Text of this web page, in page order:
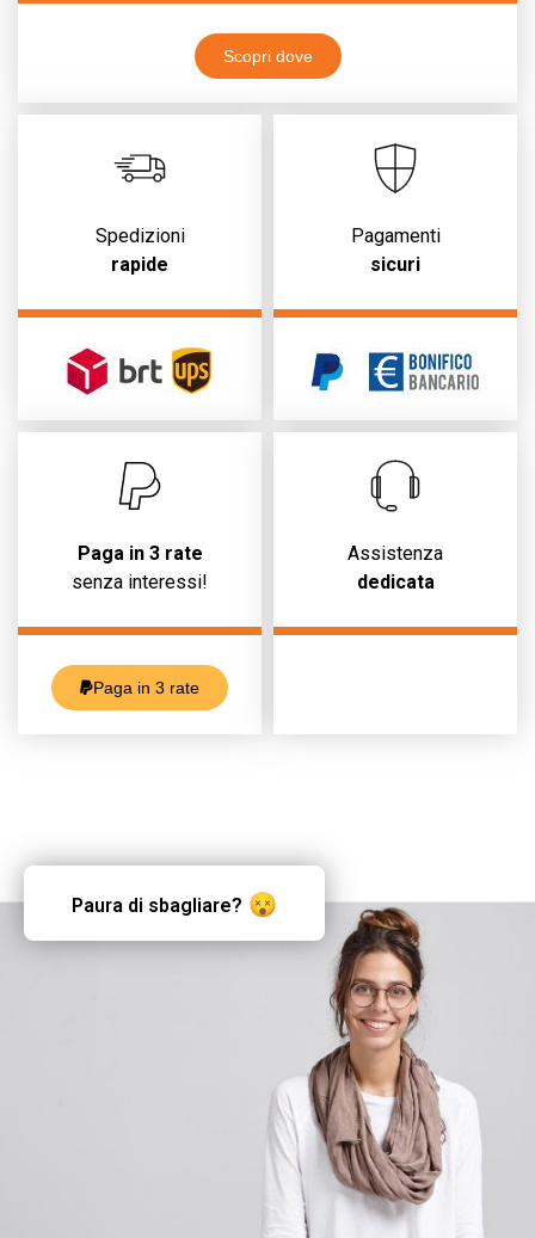
Scopri dove
Spedizioni
rapide
Pagamenti
sicuri
Paga in 3 rate
senza interessi!
Paga in 3 rate
Assistenza
dedicata
Paura di sbagliare?